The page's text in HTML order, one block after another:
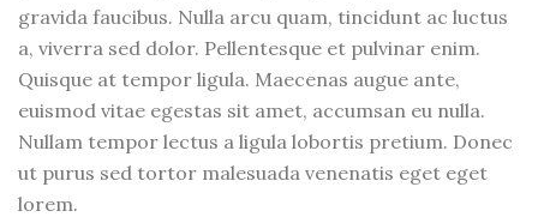
gravida faucibus. Nulla arcu quam, tincidunt ac luctus
a, viverra sed dolor. Pellentesque et pulvinar enim.
Quisque at tempor ligula. Maecenas augue ante,
euismod vitae egestas sit amet, accumsan eu nulla.
Nullam tempor lectus a ligula lobortis pretium. Donec
ut purus sed tortor malesuada venenatis eget eget
lorem.